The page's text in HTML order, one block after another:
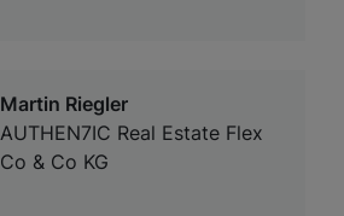
Martin Riegler
AUTHEN7IC Real Estate Flex
Co & Co KG